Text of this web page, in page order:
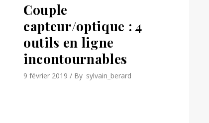
Couple
capteur/optique : 4
outils en ligne
incontournables
9 février 2019 By sylvain_berard